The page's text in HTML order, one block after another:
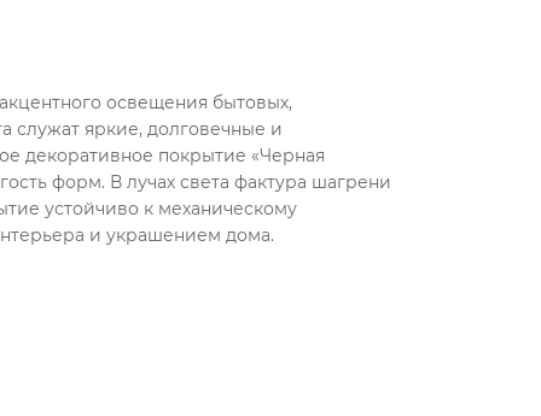
освещения бытовых,
служат яркие, долговечные и
декоративное покрытие «Черная
форм. В лучах света фактура шагрени
устойчиво к механическому
и украшением дома.